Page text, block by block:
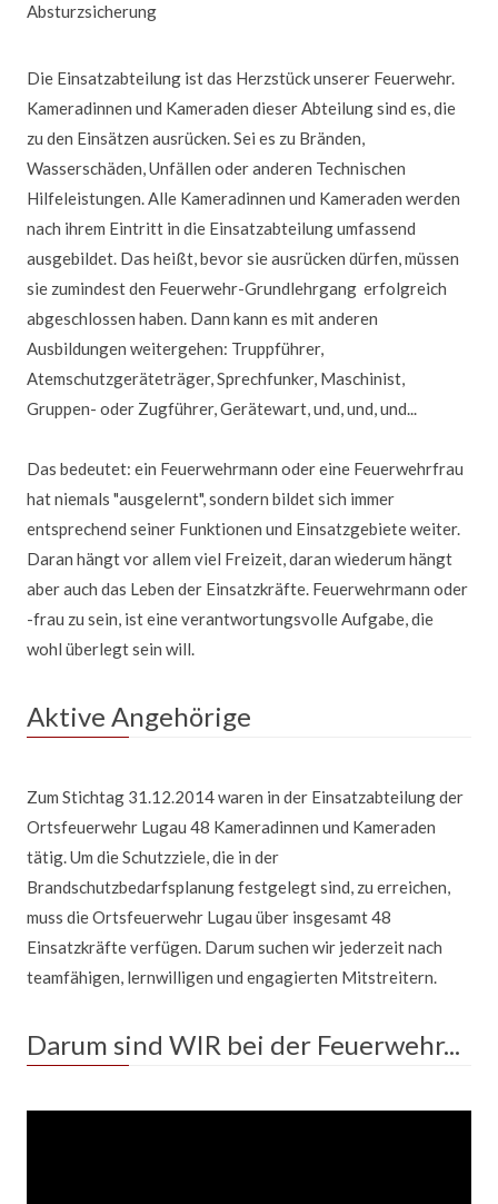
Absturzsicherung
Die Einsatzabteilung ist das Herzstück unserer Feuerwehr.
Kameradinnen und Kameraden dieser Abteilung sind es, die
zu den Einsätzen ausrücken. Sei es zu Bränden,
Wasserschäden, Unfällen oder anderen Technischen
Hilfeleistungen. Alle Kameradinnen und Kameraden werden
nach ihrem Eintritt in die Einsatzabteilung umfassend
ausgebildet. Das heißt, bevor sie ausrücken dürfen, müssen
sie zumindest den Feuerwehr-Grundlehrgang erfolgreich
abgeschlossen haben. Dann kann es mit anderen
Ausbildungen weitergehen: Truppführer,
Atemschutzgeräteträger, Sprechfunker, Maschinist,
Gruppen- oder Zugführer, Gerätewart, und, und, und...
Das bedeutet: ein Feuerwehrmann oder eine Feuerwehrfrau
hat niemals "ausgelernt", sondern bildet sich immer
entsprechend seiner Funktionen und Einsatzgebiete weiter.
Daran hängt vor allem viel Freizeit, daran wiederum hängt
aber auch das Leben der Einsatzkräfte. Feuerwehrmann oder
-frau zu sein, ist eine verantwortungsvolle Aufgabe, die
wohl überlegt sein will.
Aktive Angehörige
Zum Stichtag 31.12.2014 waren in der Einsatzabteilung der
Ortsfeuerwehr Lugau 48 Kameradinnen und Kameraden
tätig. Um die Schutzziele, die in der
Brandschutzbedarfsplanung festgelegt sind, zu erreichen,
muss die Ortsfeuerwehr Lugau über insgesamt 48
Einsatzkräfte verfügen. Darum suchen wir jederzeit nach
teamfähigen, lernwilligen und engagierten Mitstreitern.
Darum sind WIR bei der Feuerwehr...